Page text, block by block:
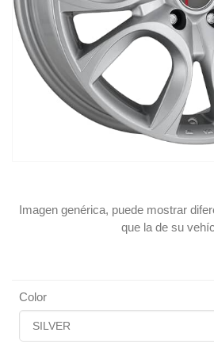
Imagen genérica, puede mostrar
que la de su
Color